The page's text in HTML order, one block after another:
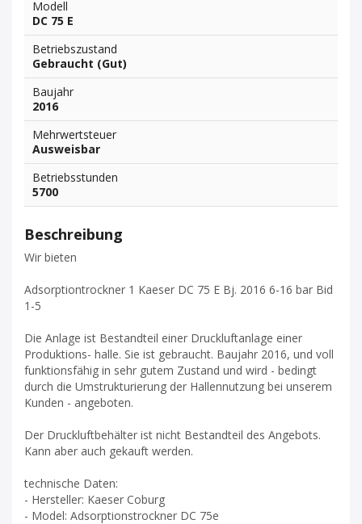
Modell
DC 75 E
Betriebszustand
Gebraucht (Gut)
Baujahr
2016
Mehrwertsteuer
Ausweisbar
Betriebsstunden
5700
Beschreibung
Wir bieten
Adsorptiontrockner 1 Kaeser DC 75 E Bj. 2016 6-16 bar Bid
1-5
Die Anlage ist Bestandteil einer Druckluftanlage einer
Produktions- halle. Sie ist gebraucht. Baujahr 2016, und voll
funktionsfähig in sehr gutem Zustand und wird - bedingt
durch die Umstrukturierung der Hallennutzung bei unserem
Kunden - angeboten.
Der Druckluftbehälter ist nicht Bestandteil des Angebots.
Kann aber auch gekauft werden.
technische Daten:
- Hersteller: Kaeser Coburg
- Model: Adsorptionstrockner DC 75e